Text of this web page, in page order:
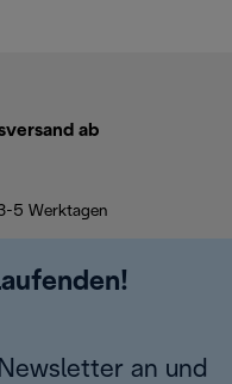
ab
5 Werktagen
an und